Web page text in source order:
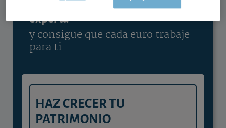
Gestiona tu dinero con visión
experta
y consigue que cada euro trabaje
para ti
HAZ CRECER TU
PATRIMONIO